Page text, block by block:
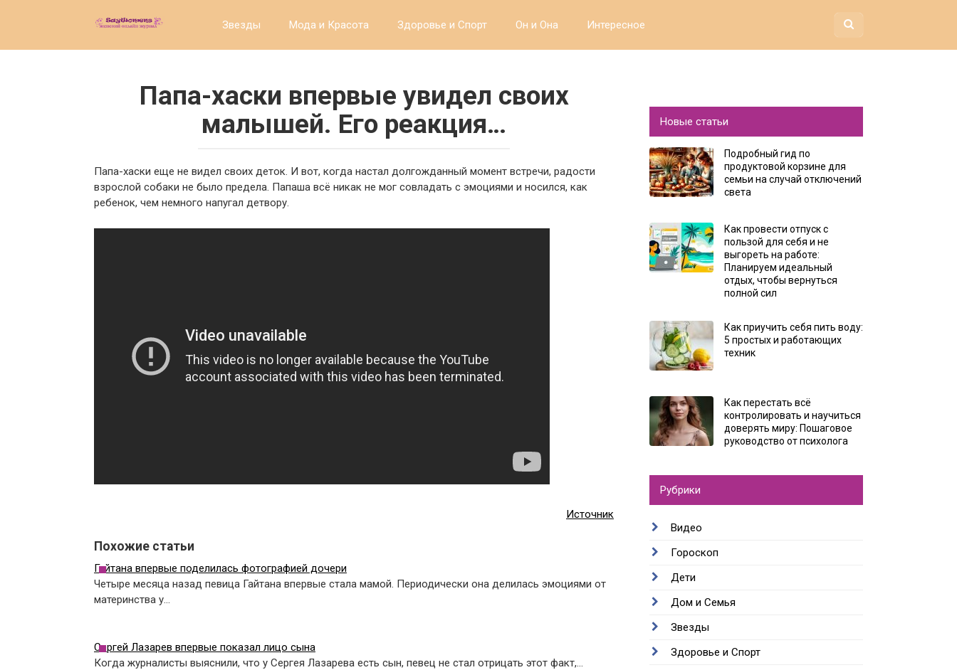
Звезды Мода и Красота Здоровье и Спорт Он и Она Интересное
Папа-хаски впервые увидел своих
малышей. Его реакция…
Папа-хаски еще не видел своих деток. И вот, когда настал долгожданный момент встречи, радости
взрослой собаки не было предела. Папаша всё никак не мог совладать с эмоциями и носился, как
ребенок, чем немного напугал детвору.
Источник
Похожие статьи
Гайтана впервые поделилась фотографией дочери
Четыре месяца назад певица Гайтана впервые стала мамой. Периодически она делилась эмоциями от
материнства у…
Сергей Лазарев впервые показал лицо сына
Когда журналисты выяснили, что у Сергея Лазарева есть сын, певец не стал отрицать этот факт,…
Новые статьи
Подробный гид по
продуктовой корзине для
семьи на случай отключений
света
Как провести отпуск с
пользой для себя и не
выгореть на работе:
Планируем идеальный
отдых, чтобы вернуться
полной сил
Как приучить себя пить воду:
5 простых и работающих
техник
Как перестать всё
контролировать и научиться
доверять миру: Пошаговое
руководство от психолога
Рубрики
Видео
Гороскоп
Дети
Дом и Семья
Звезды
Здоровье и Спорт